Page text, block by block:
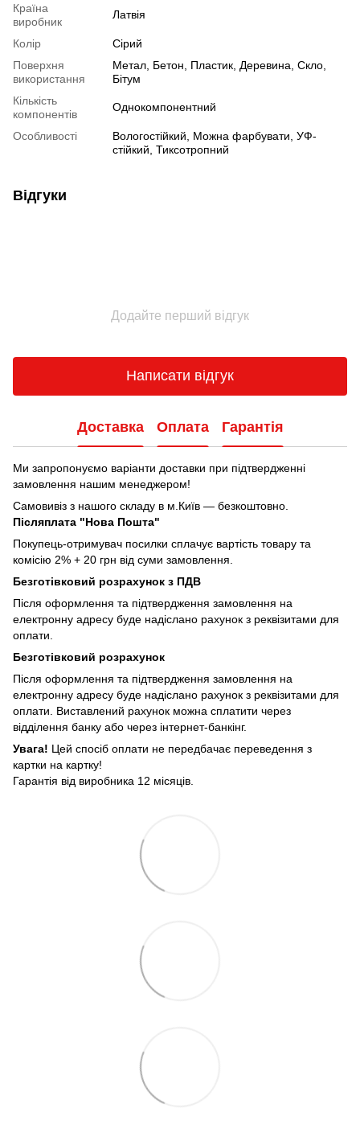
Країна
виробник
Латвія
Колір
Сірий
Поверхня
використання
Метал, Бетон, Пластик, Деревина, Скло,
Бітум
Кількість
компонентів
Однокомпонентний
Особливості
Вологостійкий, Можна фарбувати, УФ-
стійкий, Тиксотропний
Відгуки
Додайте перший відгук
Написати відгук
Доставка Оплата Гарантія
Ми запропонуємо варіанти доставки при підтвердженні
замовлення нашим менеджером!
Самовивіз з нашого складу в м.Київ — безкоштовно.
Післяплата "Нова Пошта"
Покупець-отримувач посилки сплачує вартість товару та
комісію 2% + 20 грн від суми замовлення.
Безготівковий розрахунок з ПДВ
Після оформлення та підтвердження замовлення на
електронну адресу буде надіслано рахунок з реквізитами для
оплати.
Безготівковий розрахунок
Після оформлення та підтвердження замовлення на
електронну адресу буде надіслано рахунок з реквізитами для
оплати. Виставлений рахунок можна сплатити через
відділення банку або через інтернет-банкінг.
Увага! Цей спосіб оплати не передбачає переведення з
картки на картку!
Гарантія від виробника 12 місяців.